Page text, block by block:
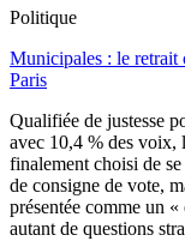
Politique
Municipales : le retrait
Paris
Qualifiée de justesse
avec 10,4 % des voix,
finalement choisi de
de consigne de vote,
présentée comme un
autant de questions